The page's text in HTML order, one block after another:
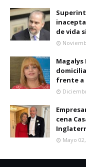
de vida
frente a
cena
Mayo